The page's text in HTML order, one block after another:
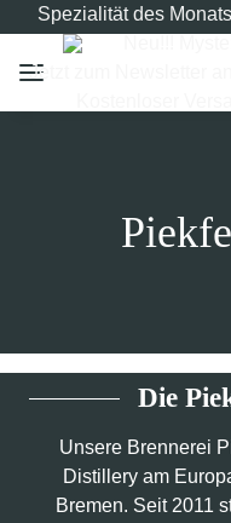
Spezialität des
Jetzt zum Newsletter
Die
Unsere Brennerei
Distillery am
Bremen. Seit 2011